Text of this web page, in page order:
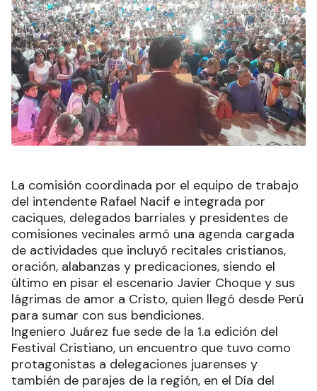
La comisión coordinada por el equipo de trabajo
del intendente Rafael Nacif e integrada por
caciques, delegados barriales y presidentes de
comisiones vecinales armó una agenda cargada
de actividades que incluyó recitales cristianos,
oración, alabanzas y predicaciones, siendo el
último en pisar el escenario Javier Choque y sus
lágrimas de amor a Cristo, quien llegó desde Perú
para sumar con sus bendiciones.
Ingeniero Juárez fue sede de la 1.a edición del
Festival Cristiano, un encuentro que tuvo como
protagonistas a delegaciones juarenses y
también de parajes de la región, en el Día del